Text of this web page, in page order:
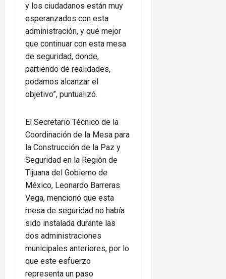
y los ciudadanos están muy
esperanzados con esta
administración, y qué mejor
que continuar con esta mesa
de seguridad, donde,
partiendo de realidades,
podamos alcanzar el
objetivo”, puntualizó.
El Secretario Técnico de la
Coordinación de la Mesa para
la Construcción de la Paz y
Seguridad en la Región de
Tijuana del Gobierno de
México, Leonardo Barreras
Vega, mencionó que esta
mesa de seguridad no había
sido instalada durante las
dos administraciones
municipales anteriores, por lo
que este esfuerzo
representa un paso